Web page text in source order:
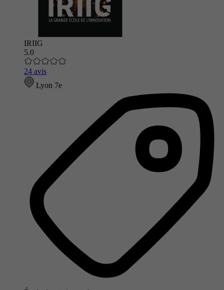
IRIIG
5.0
24 avis
Lyon 7e